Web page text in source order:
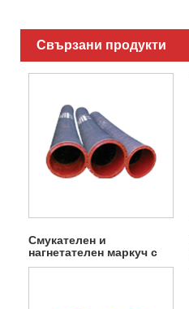
Свързани продукти
Смукателен и
нагнетателен маркуч с
голям диаметър